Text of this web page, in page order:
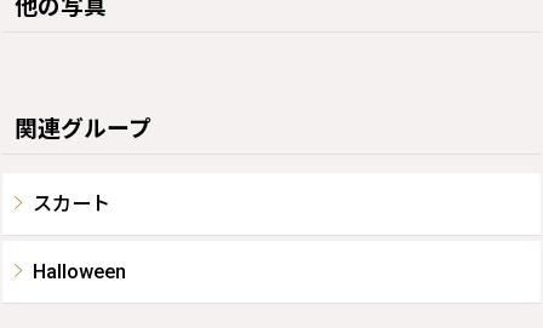
他の写真
関連グループ
スカート
Halloween